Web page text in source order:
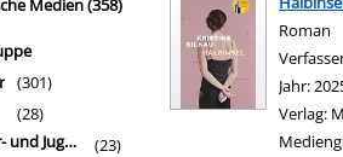
Medien (358)
(301)
Jugendbü
(28)
(23)
Roman
Jahr:
Verlag: